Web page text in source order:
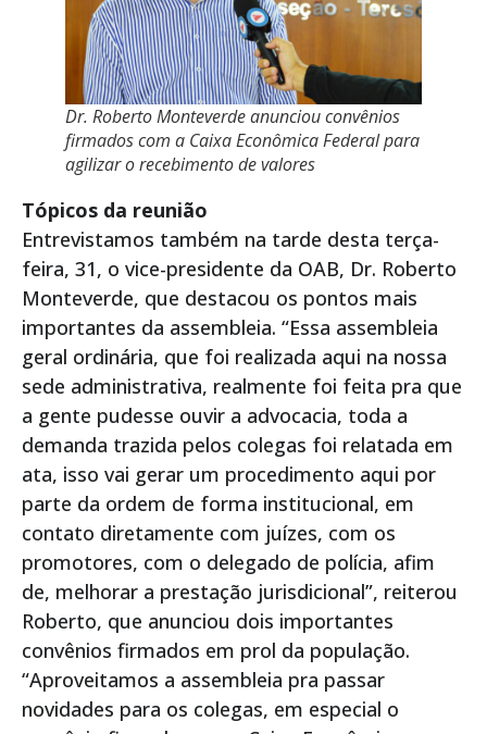
Dr. Roberto Monteverde anunciou convênios
firmados com a Caixa Econômica Federal para
agilizar o recebimento de valores
Tópicos da reunião
Entrevistamos também na tarde desta terça-
feira, 31, o vice-presidente da OAB, Dr. Roberto
Monteverde, que destacou os pontos mais
importantes da assembleia. “Essa assembleia
geral ordinária, que foi realizada aqui na nossa
sede administrativa, realmente foi feita pra que
a gente pudesse ouvir a advocacia, toda a
demanda trazida pelos colegas foi relatada em
ata, isso vai gerar um procedimento aqui por
parte da ordem de forma institucional, em
contato diretamente com juízes, com os
promotores, com o delegado de polícia, afim
de, melhorar a prestação jurisdicional”, reiterou
Roberto, que anunciou dois importantes
convênios firmados em prol da população.
“Aproveitamos a assembleia pra passar
novidades para os colegas, em especial o